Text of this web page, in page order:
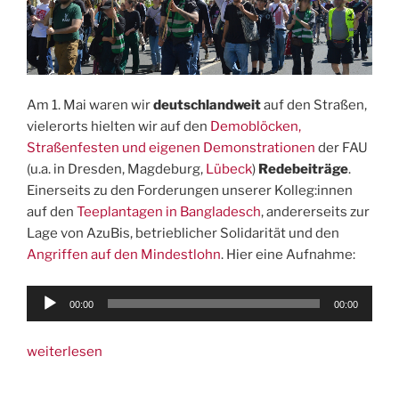
Am 1. Mai waren wirdeutschlandweitauf den Straßen,
vielerorts hielten wir auf den Demoblöcken,
Straßenfesten und eigenen Demonstrationen der FAU
(u.a. in Dresden, Magdeburg, Lübeck) Redebeiträge.
Einerseits zu den Forderungen unserer Kolleg:innen
auf den Teeplantagen in Bangladesch, andererseits zur
Lage von AzuBis, betrieblicher Solidarität und den
Angriffen auf den Mindestlohn. Hier eine Aufnahme:
Audio-
00:00 00:00
„1.
weiterlesen